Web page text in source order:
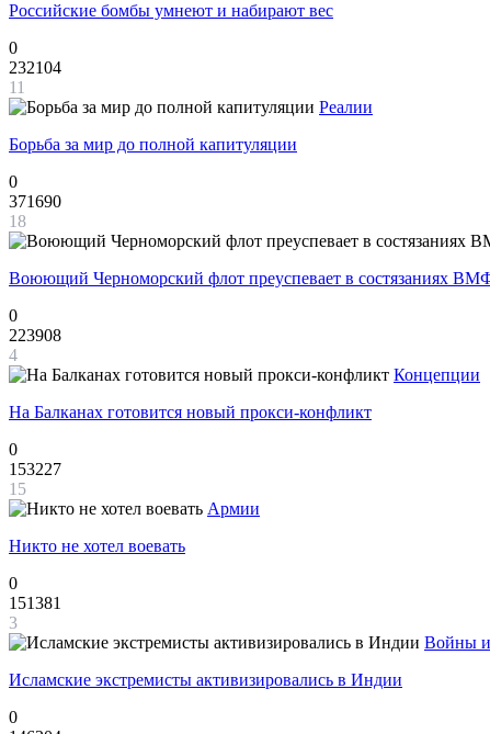
Российские бомбы умнеют и набирают вес
0
232104
11
Реалии
Борьба за мир до полной капитуляции
0
371690
18
Воюющий Черноморский флот преуспевает в состязаниях
0
223908
4
Концепции
На Балканах готовится новый прокси-конфликт
0
153227
15
Армии
Никто не хотел воевать
0
151381
3
Войны
Исламские экстремисты активизировались в Индии
0